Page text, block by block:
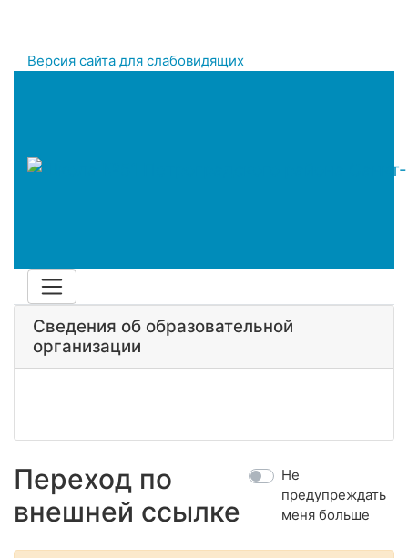
Версия сайта для слабовидящих
Сведения об образовательной
организации
Переход по
внешней ссылке
Не
предупреждать
меня больше